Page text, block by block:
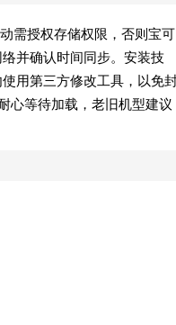
需授权存储权限，否则宝可
并确认时间同步。安装技
用第三方修改工具，以免
心等待加载，老旧机型建议